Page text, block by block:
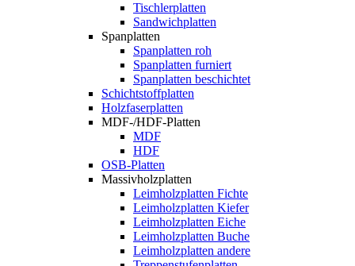
Tischlerplatten
Sandwichplatten
Spanplatten
Spanplatten roh
Spanplatten furniert
Spanplatten beschichtet
Schichtstoffplatten
Holzfaserplatten
MDF-/HDF-Platten
MDF
HDF
OSB-Platten
Massivholzplatten
Leimholzplatten Fichte
Leimholzplatten Kiefer
Leimholzplatten Eiche
Leimholzplatten Buche
Leimholzplatten andere